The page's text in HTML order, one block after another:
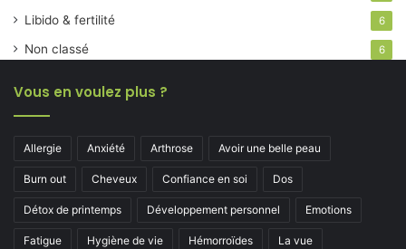
Libido & fertilité 6
Non classé 6
Vous en voulez plus ?
Allergie Anxiété Arthrose Avoir une belle peau
Burn out Cheveux Confiance en soi Dos
Détox de printemps Développement personnel Emotions
Fatigue Hygiène de vie Hémorroïdes La vue